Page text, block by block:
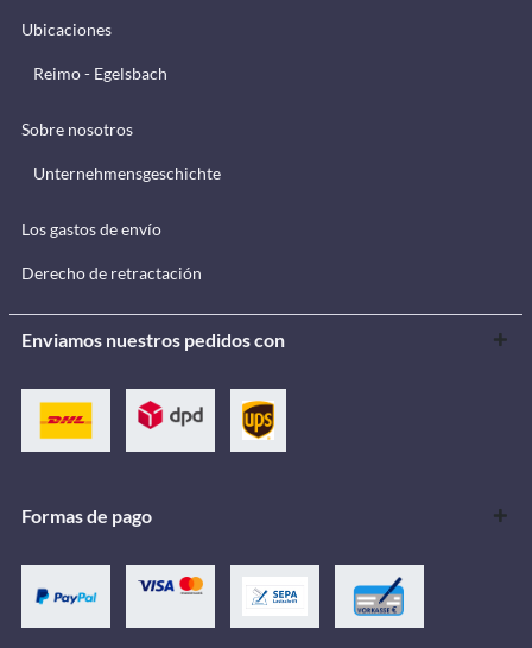
Ubicaciones
Reimo - Egelsbach
Sobre nosotros
Unternehmensgeschichte
Los gastos de envío
Derecho de retractación
Enviamos nuestros pedidos con
Formas de pago